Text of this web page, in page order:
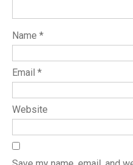
Name *
Email *
Website